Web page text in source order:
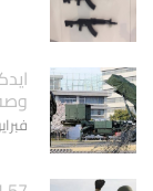
فبراير 24, 2017